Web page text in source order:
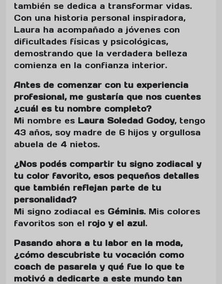
también se dedica a transformar vidas.
Con una historia personal inspiradora,
Laura ha acompañado a jóvenes con
dificultades físicas y psicológicas,
demostrando que la verdadera belleza
comienza en la confianza interior.
Antes de comenzar con tu experiencia
profesional, me gustaría que nos cuentes
¿cuál es tu nombre completo?
Mi nombre es Laura Soledad Godoy, tengo
43 años, soy madre de 6 hijos y orgullosa
abuela de 4 nietos.
¿Nos podés compartir tu signo zodiacal y
tu color favorito, esos pequeños detalles
que también reflejan parte de tu
personalidad?
Mi signo zodiacal es Géminis. Mis colores
favoritos son el rojo y el azul.
Pasando ahora a tu labor en la moda,
¿cómo descubriste tu vocación como
coach de pasarela y qué fue lo que te
motivó a dedicarte a este mundo tan